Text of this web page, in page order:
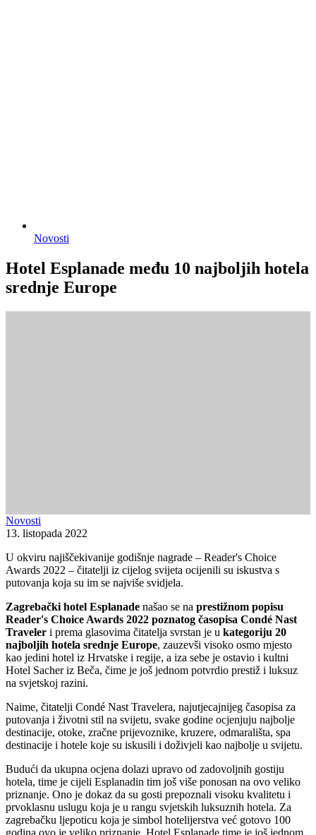
Novosti
Hotel Esplanade među 10 najboljih hotela
srednje Europe
Novosti
13. listopada 2022
U okviru najiščekivanije godišnje nagrade – Reader's Choice
Awards 2022 – čitatelji iz cijelog svijeta ocijenili su iskustva s
putovanja koja su im se najviše svidjela.
Zagrebački hotel Esplanade našao se na prestižnom popisu
Reader's Choice Awards 2022 poznatog časopisa Condé Nast
Traveler i prema glasovima čitatelja svrstan je u kategoriju 20
najboljih hotela srednje Europe, zauzevši visoko osmo mjesto
kao jedini hotel iz Hrvatske i regije, a iza sebe je ostavio i kultni
Hotel Sacher iz Beča, čime je još jednom potvrdio prestiž i luksuz
na svjetskoj razini.
Naime, čitatelji Condé Nast Travelera, najutjecajnijeg časopisa za
putovanja i životni stil na svijetu, svake godine ocjenjuju najbolje
destinacije, otoke, zračne prijevoznike, kruzere, odmarališta, spa
destinacije i hotele koje su iskusili i doživjeli kao najbolje u svijetu.
Budući da ukupna ocjena dolazi upravo od zadovoljnih gostiju
hotela, time je cijeli Esplanadin tim još više ponosan na ovo veliko
priznanje. Ono je dokaz da su gosti prepoznali visoku kvalitetu i
prvoklasnu uslugu koja je u rangu svjetskih luksuznih hotela. Za
zagrebačku ljepoticu koja je simbol hotelijerstva već gotovo 100
godina ovo je veliko priznanje. Hotel Esplanade time je još jednom